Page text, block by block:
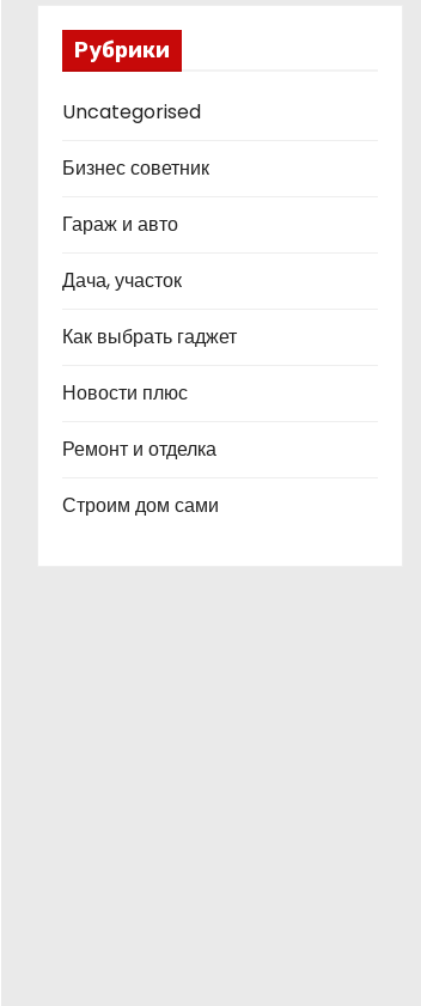
Рубрики
Uncategorised
Бизнес советник
Гараж и авто
Дача, участок
Как выбрать гаджет
Новости плюс
Ремонт и отделка
Строим дом сами